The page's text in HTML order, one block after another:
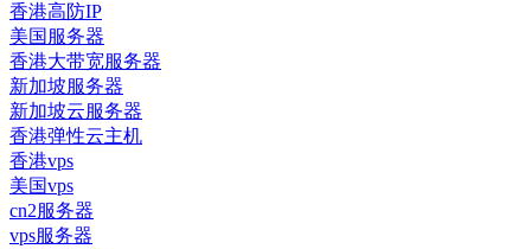
香港高防IP
美国服务器
香港大带宽服务器
新加坡服务器
新加坡云服务器
香港弹性云主机
香港vps
美国vps
cn2服务器
vps服务器